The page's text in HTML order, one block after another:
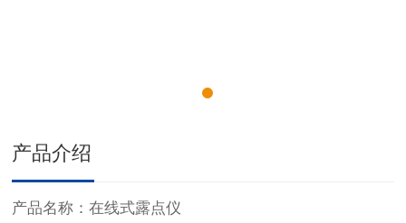
产品介绍
产品名称：在线式露点仪